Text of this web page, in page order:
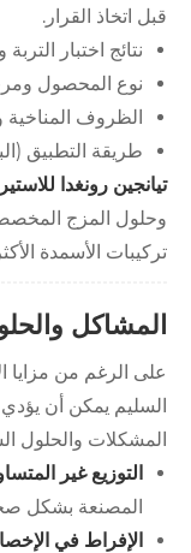
قبل اتخاذ القرار.
نتائج اختبار
نوع المحصول
الظروف المناخية
طريقة التطبيق
تيانجين رونغدا
وحلول المزج
تركيبات الأسمدة
المشاكل
على الرغم من مزايا
السليم يمكن أن يؤدي
المشكلات والحلول
التوزيع غير
المصنعة بشكل
الإفراط في